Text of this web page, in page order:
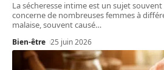
La sécheresse intime est un sujet
concerne de nombreuses femmes à
malaise, souvent causé…
Bien-être 25 juin 2026